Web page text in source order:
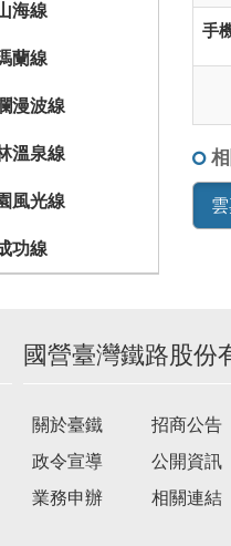
海線
蘭線
漫波線
溫泉線
風光線
功線
手
國營臺灣鐵路股份
關於臺鐵
政令宣導
業務申辦
招商公告
公開資訊
相關連結